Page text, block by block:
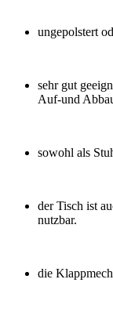
ungepolstert
sehr gut
Auf-und
sowohl als
der Tisch ist
nutzbar.
die